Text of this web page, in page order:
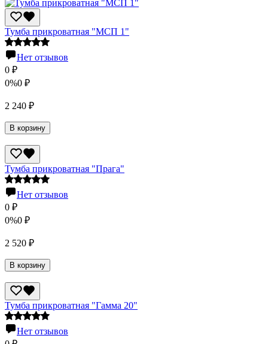
Тумба прикроватная "МСП 1"
Нет отзывов
0 ₽
0%0 ₽
2 240 ₽
В корзину
Тумба прикроватная "Прага"
Нет отзывов
0 ₽
0%0 ₽
2 520 ₽
В корзину
Тумба прикроватная "Гамма 20"
Нет отзывов